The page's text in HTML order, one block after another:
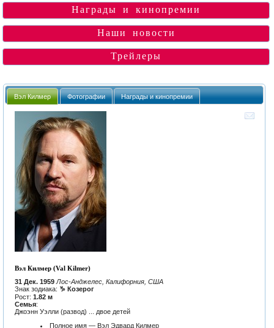
Награды и кинопремии
Наши новости
Трейлеры
Вэл Килмер Фотографии Награды и кинопремии
Вэл Килмер (Val Kilmer)
31 Дек. 1959 Лос-Анджелес, Калифорния, США
Знак зодиака: ♑ Козерог
Рост: 1.82 м
Семья:
Джоэнн Уэлли (развод) ... двое детей
Полное имя — Вэл Эдвард Килмер